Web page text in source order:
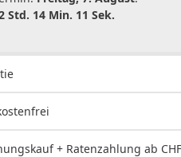
Std. 14 Min. 11 Sek.
+ Ratenzahlung ab